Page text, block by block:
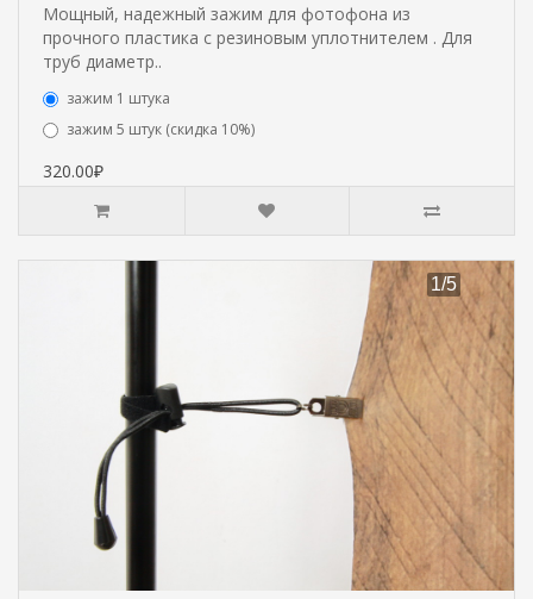
Мощный, надежный зажим для фотофона из
прочного пластика с резиновым уплотнителем . Для
труб диаметр..
зажим 1 штука
зажим 5 штук (скидка 10%)
320.00₽